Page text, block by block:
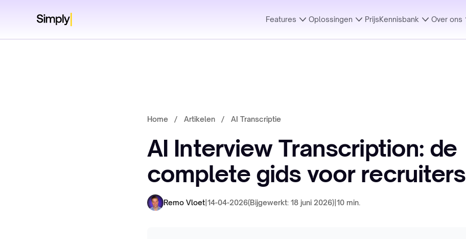
Features Oplossingen PrijsKennisbank Over ons
Home / Artikelen / AI Transcriptie
AI Interview Transcription: de
complete gids voor recruiters
Remo Vloet 14-04-2026(Bijgewerkt: 18 juni 2026) 10 min.